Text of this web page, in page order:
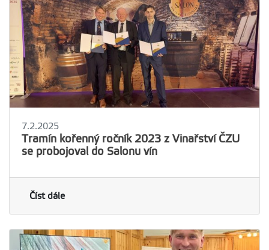
7.2.2025
Tramín kořenný ročník 2023 z Vinařství ČZU
se probojoval do Salonu vín
Číst dále